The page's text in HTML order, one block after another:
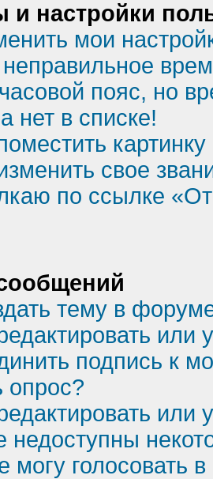
и настройки
мои
пояс, но
нет в списке!
свое
по ссылке
тему в
или
подпись к
опрос?
или
недоступны
могу голосовать